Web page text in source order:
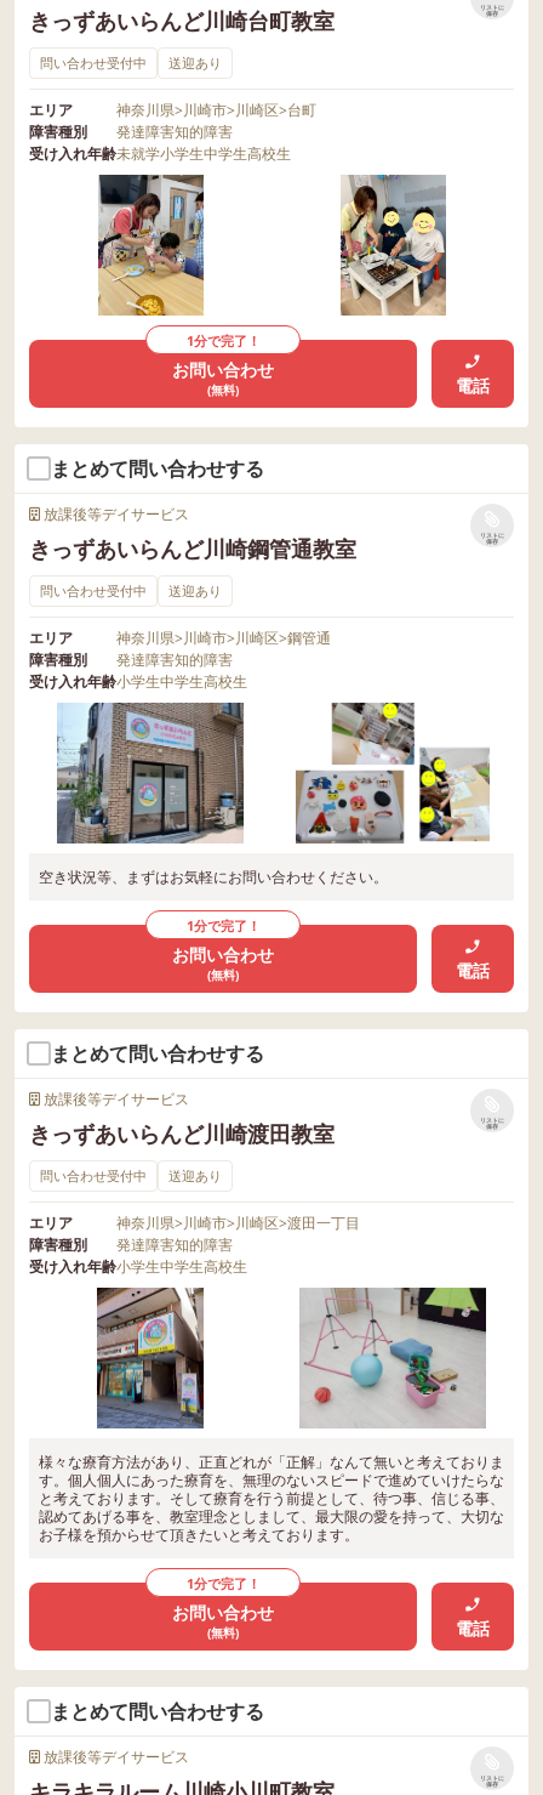
きっずあいらんど川崎台町教室
リストに
保存
問い合わせ受付中 送迎あり
エリア 神奈川県>川崎市>川崎区>台町
障害種別
発達障害知的障害
受け入れ年齢未就学小学生中学生高校生
1分で完了！
お問い合わせ
(無料) 電話
まとめて問い合わせする
放課後等デイサービス
きっずあいらんど川崎鋼管通教室
リストに
保存
問い合わせ受付中 送迎あり
エリア 神奈川県>川崎市>川崎区>鋼管通
障害種別
発達障害知的障害
受け入れ年齢小学生中学生高校生
空き状況等、まずはお気軽にお問い合わせください。
1分で完了！
お問い合わせ
(無料) 電話
まとめて問い合わせする
放課後等デイサービス
きっずあいらんど川崎渡田教室
リストに
保存
問い合わせ受付中 送迎あり
エリア 神奈川県>川崎市>川崎区>渡田一丁目
障害種別
発達障害知的障害
受け入れ年齢小学生中学生高校生
様々な療育方法があり、正直どれが「正解」なんて無いと考えておりま
す。個人個人にあった療育を、無理のないスピードで進めていけたらな
と考えております。そして療育を行う前提として、待つ事、信じる事、
認めてあげる事を、教室理念としまして、最大限の愛を持って、大切な
お子様を預からせて頂きたいと考えております。
1分で完了！
お問い合わせ
(無料) 電話
まとめて問い合わせする
放課後等デイサービス
リストに
保存